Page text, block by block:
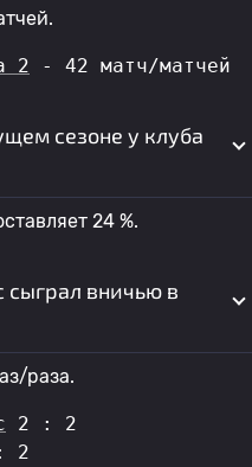
2 - 42 матч/матчей
сезоне у клуба
24 %.
сыграл вничью в
раза.
2 : 2
2